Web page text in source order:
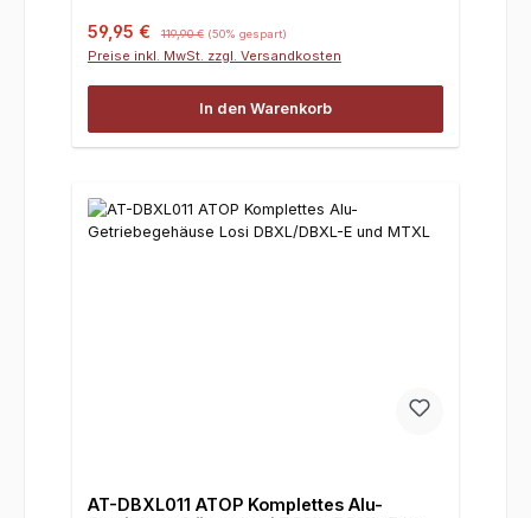
Verkaufspreis:
59,95 € 119,90 € (50% gespart)
Preise inkl. MwSt. zzgl. Versandkosten
In den Warenkorb
AT-DBXL011 ATOP Komplettes Alu-